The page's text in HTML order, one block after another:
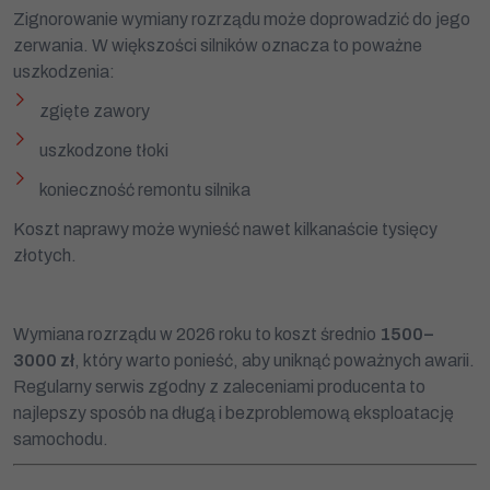
Zignorowanie wymiany rozrządu może doprowadzić do jego
zerwania. W większości silników oznacza to poważne
uszkodzenia:
zgięte zawory
uszkodzone tłoki
konieczność remontu silnika
Koszt naprawy może wynieść nawet kilkanaście tysięcy
złotych.
Wymiana rozrządu w 2026 roku to koszt średnio 1500–
3000 zł , który warto ponieść, aby uniknąć poważnych awarii.
Regularny serwis zgodny z zaleceniami producenta to
najlepszy sposób na długą i bezproblemową eksploatację
samochodu.
Dziękujemy!